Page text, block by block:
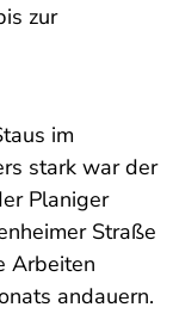
zur
im
stark war der
Planiger
Straße
Arbeiten
andauern.